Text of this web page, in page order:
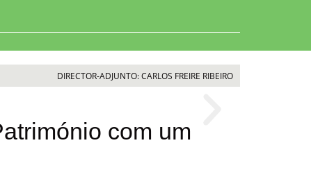
DIRECTOR-ADJUNTO: CARLOS FREIRE RIBEIRO
com um